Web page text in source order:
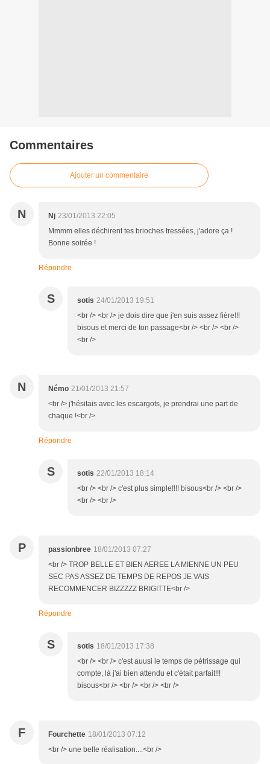
Commentaires
Ajouter un commentaire
N Nj 23/01/2013 22:05
Mmmm elles déchirent tes brioches tressées, j'adore ça !
Bonne soirée !
Répondre
S sotis 24/01/2013 19:51
<br /> <br /> je dois dire que j'en suis assez fière!!!
bisous et merci de ton passage<br /> <br /> <br />
<br />
N Némo 21/01/2013 21:57
<br /> j'hésitais avec les escargots, je prendrai une part de
chaque !<br />
Répondre
S sotis 22/01/2013 18:14
<br /> <br /> c'est plus simple!!!! bisous<br /> <br />
<br /> <br />
P passionbree 18/01/2013 07:27
<br /> TROP BELLE ET BIEN AEREE LA MIENNE UN PEU
SEC PAS ASSEZ DE TEMPS DE REPOS JE VAIS
RECOMMENCER BIZZZZZ BRIGITTE<br />
Répondre
S sotis 18/01/2013 17:38
<br /> <br /> c'est auusi le temps de pétrissage qui
compte, là j'ai bien attendu et c'était parfait!!!
bisous<br /> <br /> <br /> <br />
F Fourchette 18/01/2013 07:12
<br /> une belle réalisation....<br />